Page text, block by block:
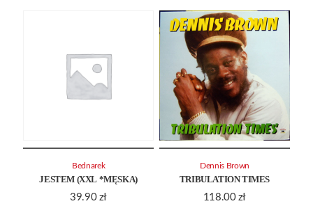
JESTEM (XXL *MĘSKA)
39.90 zł
Bednarek
TRIBULATION TIMES
118.00 zł
Dennis Brown